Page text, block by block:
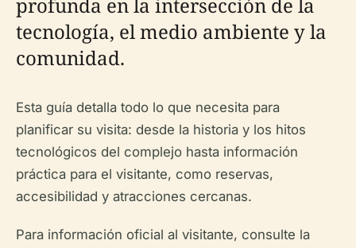
tecnología, el medio ambiente y la
comunidad.
Esta guía detalla todo lo que necesita para
planificar su visita: desde la historia y los hitos
tecnológicos del complejo hasta información
práctica para el visitante, como reservas,
accesibilidad y atracciones cercanas.
Para información oficial al visitante, consulte la